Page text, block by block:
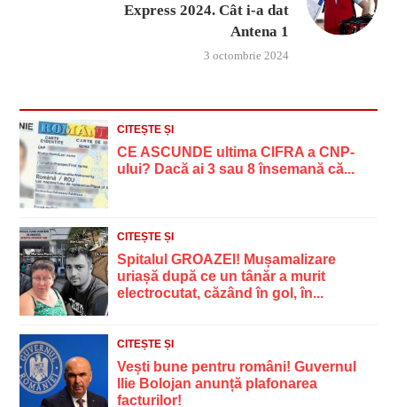
Express 2024. Cât i-a dat
Antena 1
3 octombrie 2024
CITEȘTE ȘI
CE ASCUNDE ultima CIFRA a CNP-
ului? Dacă ai 3 sau 8 însemană că...
CITEȘTE ȘI
Spitalul GROAZEI! Mușamalizare
uriașă după ce un tânăr a murit
electrocutat, căzând în gol, în...
CITEȘTE ȘI
Vești bune pentru români! Guvernul
Ilie Bolojan anunță plafonarea
facturilor!